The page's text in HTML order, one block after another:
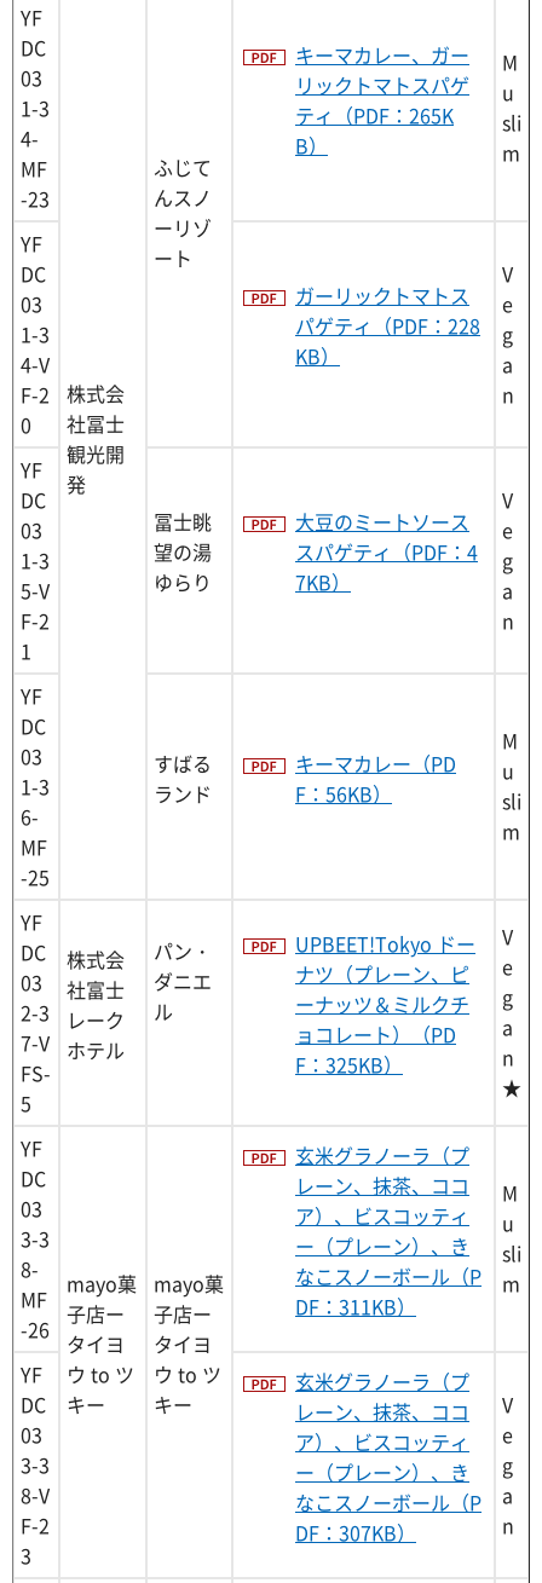
YF
DC
03
1-3
4-
MF
-23
株式会
社冨士
観光開
発
ふじて
んスノ
ーリゾ
ート
キーマカレー、ガー
リックトマトスパゲ
ティ（PDF：265K
B）
M
u
sli
m
YF
DC
03
1-3
4-V
F-2
0
ガーリックトマトス
パゲティ（PDF：228
KB）
V
e
g
a
n
YF
DC
03
1-3
5-V
F-2
1
冨士眺
望の湯
ゆらり
大豆のミートソース
スパゲティ（PDF：4
7KB）
V
e
g
a
n
YF
DC
03
1-3
6-
MF
-25
すばる
ランド
キーマカレー（PD
F：56KB）
M
u
sli
m
YF
DC
03
2-3
7-V
FS-
5
株式会
社富士
レーク
ホテル
パン・
ダニエ
ル
UPBEET!Tokyo ドー
ナツ（プレーン、ピ
ーナッツ＆ミルクチ
ョコレート）（PD
F：325KB）
V
e
g
a
n
★
YF
DC
03
3-3
8-
MF
-26
mayo菓
子店ー
タイヨ
ウ to ツ
キー
mayo菓
子店ー
タイヨ
ウ to ツ
キー
玄米グラノーラ（プ
レーン、抹茶、ココ
ア）、ビスコッティ
ー（プレーン）、き
なこスノーボール（P
DF：311KB）
M
u
sli
m
YF
DC
03
3-3
8-V
F-2
3
玄米グラノーラ（プ
レーン、抹茶、ココ
ア）、ビスコッティ
ー（プレーン）、き
なこスノーボール（P
DF：307KB）
V
e
g
a
n